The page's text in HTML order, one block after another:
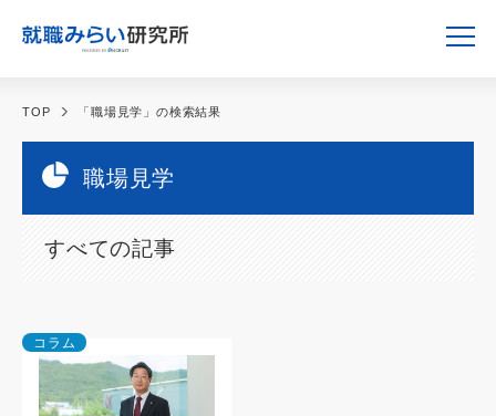
TOP 「職場見学」の検索結果
職場見学
すべての記事
コラム